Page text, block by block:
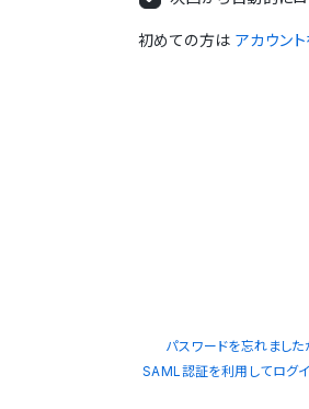
初めての方は アカウン
パスワードを忘れました
SAML認証を利用してログ